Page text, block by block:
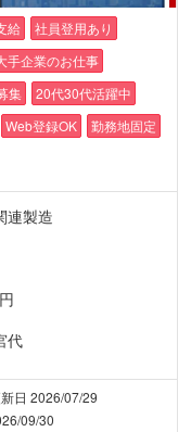
給
社員登用あり
手企業のお仕事
集
20代30代活躍中
Web登録OK
勤務地固定
連製造
代
日 2026/07/29
09/30